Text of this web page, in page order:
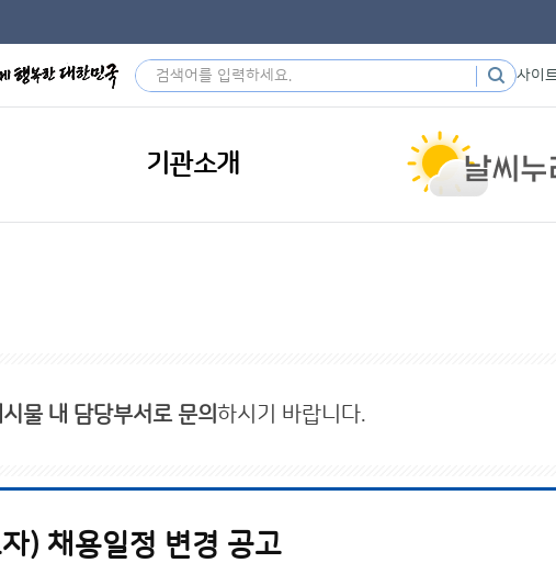
사이
기관소개
물 내 담당부서로 문의하시기 바랍니다.
) 채용일정 변경 공고